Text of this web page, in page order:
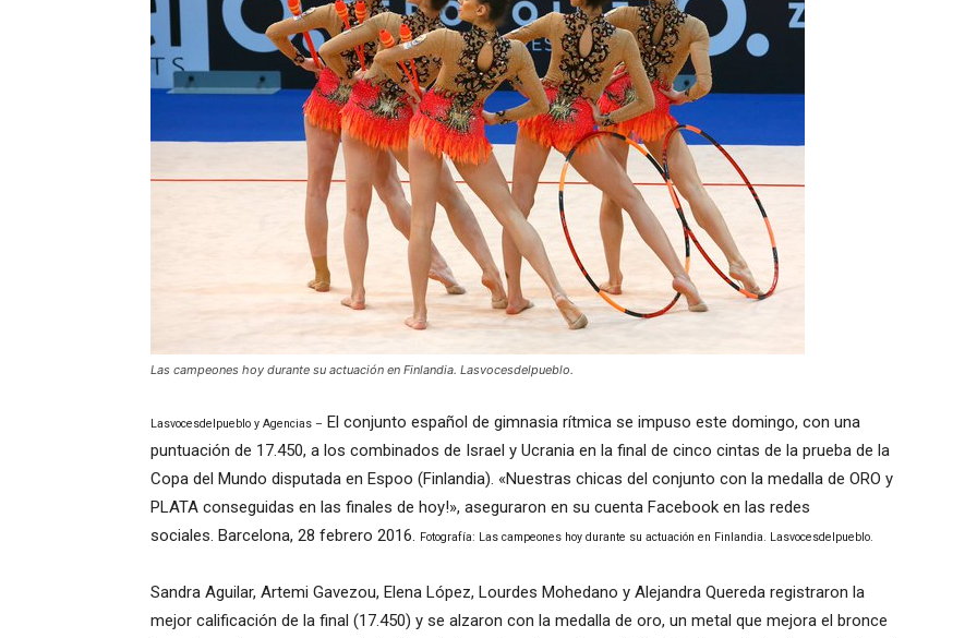
Las campeones hoy durante su actuación en Finlandia. Lasvocesdelpueblo.
Lasvocesdelpueblo y Agencias – El conjunto español de gimnasia rítmica se impuso este domingo, con una
puntuación de 17.450, a los combinados de Israel y Ucrania en la final de cinco cintas de la prueba de la
Copa del Mundo disputada en Espoo (Finlandia). «Nuestras chicas del conjunto con la medalla de ORO y
PLATA conseguidas en las finales de hoy!», aseguraron en su cuenta Facebook en las redes
sociales. Barcelona, 28 febrero 2016. Fotografía: Las campeones hoy durante su actuación en Finlandia. Lasvocesdelpueblo.
Sandra Aguilar, Artemi Gavezou, Elena López, Lourdes Mohedano y Alejandra Quereda registraron la
mejor calificación de la final (17.450) y se alzaron con la medalla de oro, un metal que mejora el bronce